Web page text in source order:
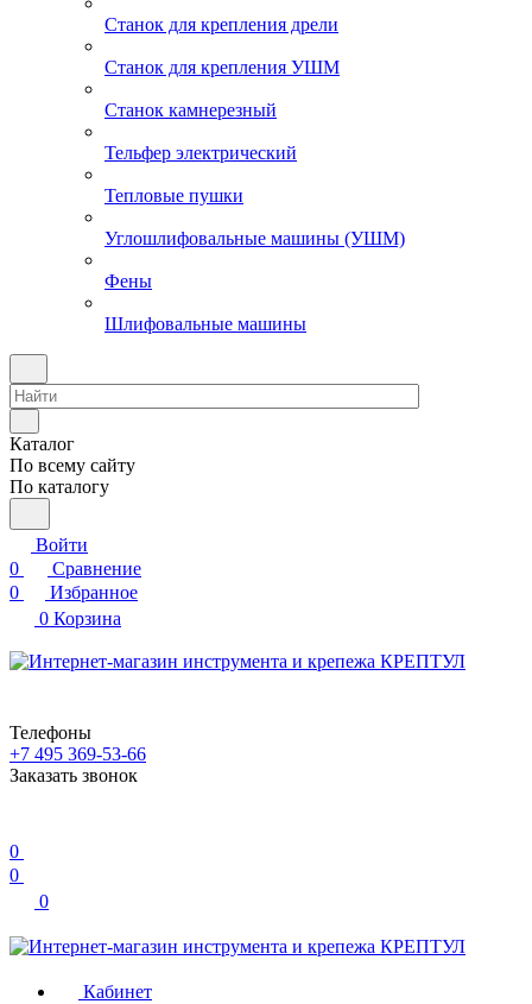
Станок для крепления дрели
Станок для крепления УШМ
Станок камнерезный
Тельфер электрический
Тепловые пушки
Углошлифовальные машины (УШМ)
Фены
Шлифовальные машины
Каталог
По всему сайту
По каталогу
Войти
0
Сравнение
0
Избранное
0 Корзина
Телефоны
+7 495 369-53-66
Заказать звонок
0
0
0
Кабинет